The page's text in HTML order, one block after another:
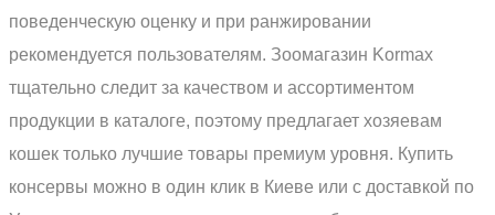
поведенческую оценку и при ранжировании
рекомендуется пользователям. Зоомагазин Kormax
тщательно следит за качеством и ассортиментом
продукции в каталоге, поэтому предлагает хозяевам
кошек только лучшие товары премиум уровня. Купить
консервы можно в один клик в Киеве или с доставкой по